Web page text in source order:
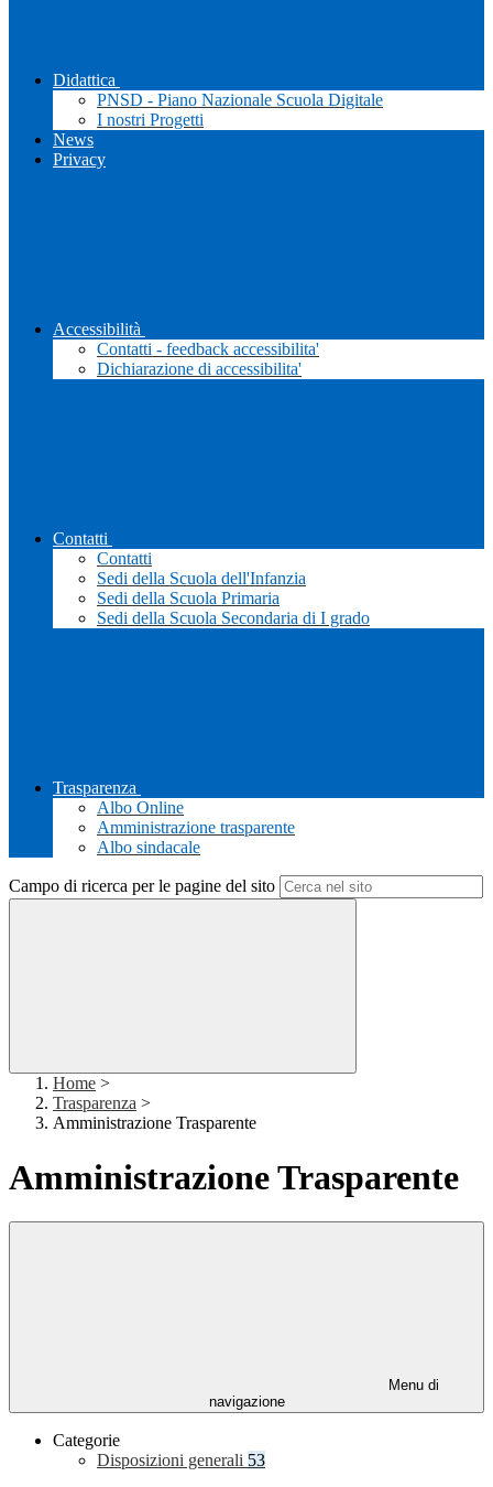
Didattica
PNSD - Piano Nazionale Scuola Digitale
I nostri Progetti
News
Privacy
Accessibilità
Contatti - feedback accessibilita'
Dichiarazione di accessibilita'
Contatti
Contatti
Sedi della Scuola dell'Infanzia
Sedi della Scuola Primaria
Sedi della Scuola Secondaria di I grado
Trasparenza
Albo Online
Amministrazione trasparente
Albo sindacale
Campo di ricerca per le pagine del sito
Home >
Trasparenza >
Amministrazione Trasparente
Amministrazione Trasparente
Menu di
navigazione
Categorie
Disposizioni generali 53